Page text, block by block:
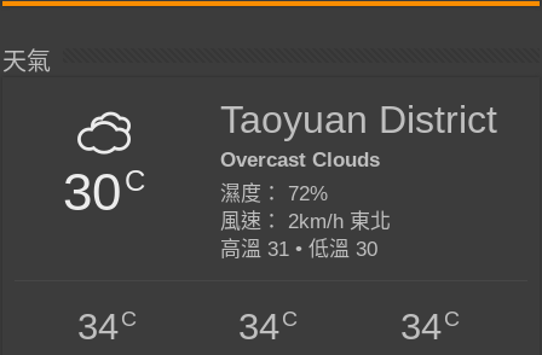
天氣
30C
Taoyuan District
Overcast Clouds
濕度： 72%
風速： 2km/h 東北
高溫 31 • 低溫 30
34C 34C 34C